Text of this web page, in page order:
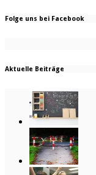
Folge uns bei Facebook
Aktuelle Beiträge